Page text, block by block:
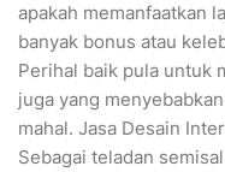
apakah memanfaatkan
banyak bonus atau
Perihal baik pula untuk
juga yang
mahal. Jasa Desain
Sebagai teladan